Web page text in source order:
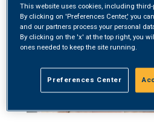
This website uses cookies, including
By clicking on 'Preferences Center,' you
and our partners process your personal
By clicking on the 'x' at the top right, you
ones needed to keep the site running.
Preferences Center